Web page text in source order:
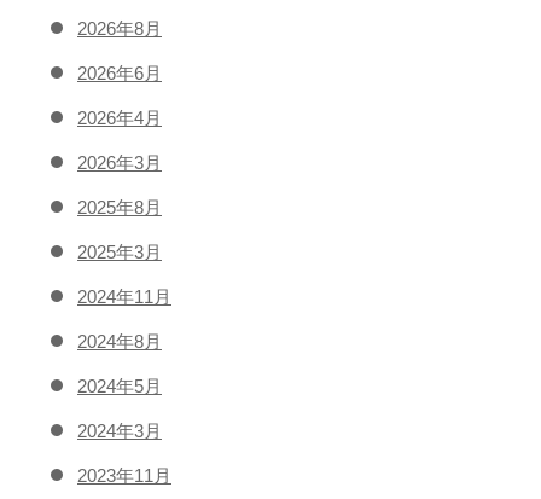
2026年8月
2026年6月
2026年4月
2026年3月
2025年8月
2025年3月
2024年11月
2024年8月
2024年5月
2024年3月
2023年11月